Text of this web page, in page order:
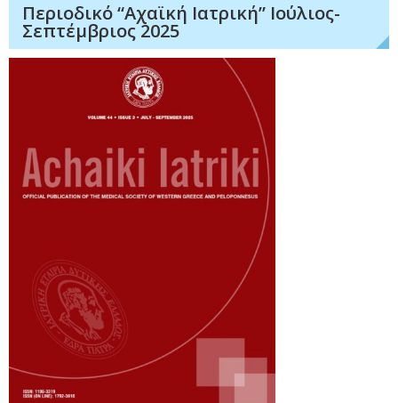
Περιοδικό “Αχαϊκή Ιατρική” Ιούλιος-
Σεπτέμβριος 2025